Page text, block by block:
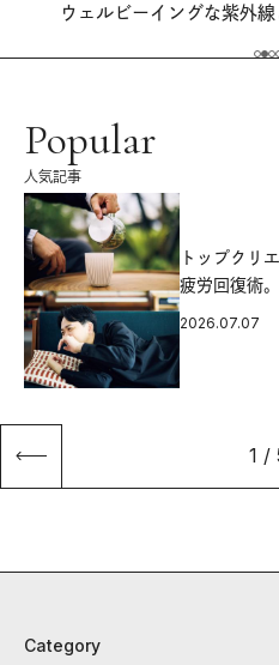
ウェルビーイングな紫外線
Popular
人気記事
トップクリ
疲労回復術。
2026.07.07
1 /
Category